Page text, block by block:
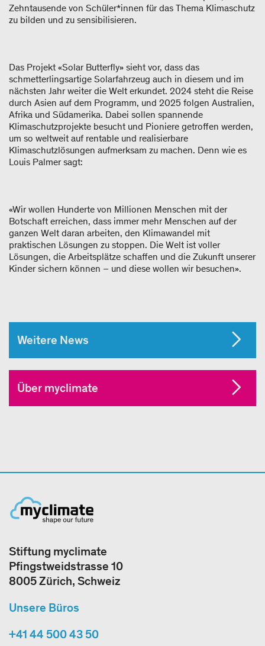
Zehntausende von Schüler*innen für das Thema Klimaschutz
zu bilden und zu sensibilisieren.
Das Projekt «Solar Butterfly» sieht vor, dass das
schmetterlingsartige Solarfahrzeug auch in diesem und im
nächsten Jahr weiter die Welt erkundet. 2024 steht die Reise
durch Asien auf dem Programm, und 2025 folgen Australien,
Afrika und Südamerika. Dabei sollen spannende
Klimaschutzprojekte besucht und Pioniere getroffen werden,
um so weltweit auf rentable und realisierbare
Klimaschutzlösungen aufmerksam zu machen. Denn wie es
Louis Palmer sagt:
«Wir wollen Hunderte von Millionen Menschen mit der
Botschaft erreichen, dass immer mehr Menschen auf der
ganzen Welt daran arbeiten, den Klimawandel mit
praktischen Lösungen zu stoppen. Die Welt ist voller
Lösungen, die Arbeitsplätze schaffen und die Zukunft unserer
Kinder sichern können – und diese wollen wir besuchen».
Weitere News
Über myclimate
Stiftung myclimate
Pfingstweidstrasse 10
8005 Zürich, Schweiz
Unsere Büros
+41 44 500 43 50